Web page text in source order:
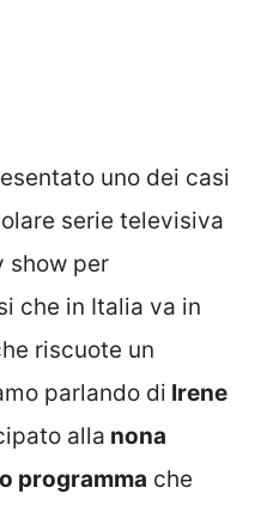
uno dei casi
serie televisiva
show per
che in Italia va in
riscuote un
parlando di Irene
alla nona
programma che